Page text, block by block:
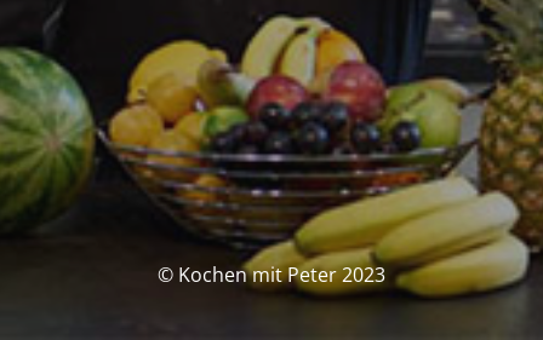
© Kochen mit Peter 2023